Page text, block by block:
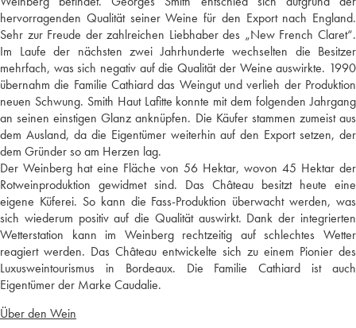
hervorragenden Qualität seiner Weine für den Export nach England.
Sehr zur Freude der zahlreichen Liebhaber des „New French Claret“.
Im Laufe der nächsten zwei Jahrhunderte wechselten die Besitzer
mehrfach, was sich negativ auf die Qualität der Weine auswirkte. 1990
übernahm die Familie Cathiard das Weingut und verlieh der Produktion
neuen Schwung. Smith Haut Lafitte konnte mit dem folgenden Jahrgang
an seinen einstigen Glanz anknüpfen. Die Käufer stammen zumeist aus
dem Ausland, da die Eigentümer weiterhin auf den Export setzen, der
dem Gründer so am Herzen lag.
Der Weinberg hat eine Fläche von 56 Hektar, wovon 45 Hektar der
Rotweinproduktion gewidmet sind. Das Château besitzt heute eine
eigene Küferei. So kann die Fass-Produktion überwacht werden, was
sich wiederum positiv auf die Qualität auswirkt. Dank der integrierten
Wetterstation kann im Weinberg rechtzeitig auf schlechtes Wetter
reagiert werden. Das Château entwickelte sich zu einem Pionier des
Luxusweintourismus in Bordeaux. Die Familie Cathiard ist auch
Eigentümer der Marke Caudalie.
Über den Wein